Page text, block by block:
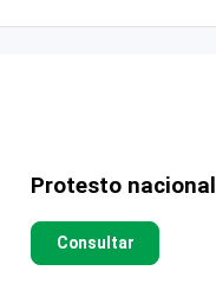
Protesto nacional
Consultar